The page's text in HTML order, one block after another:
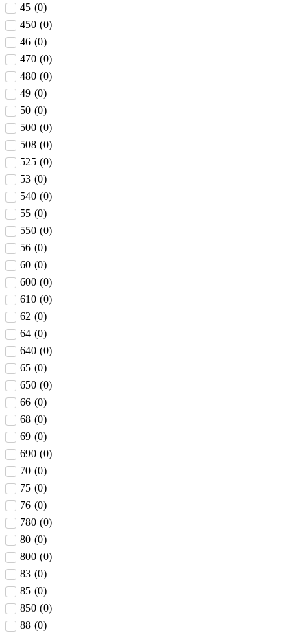
45 (0)
450 (0)
46 (0)
470 (0)
480 (0)
49 (0)
50 (0)
500 (0)
508 (0)
525 (0)
53 (0)
540 (0)
55 (0)
550 (0)
56 (0)
60 (0)
600 (0)
610 (0)
62 (0)
64 (0)
640 (0)
65 (0)
650 (0)
66 (0)
68 (0)
69 (0)
690 (0)
70 (0)
75 (0)
76 (0)
780 (0)
80 (0)
800 (0)
83 (0)
85 (0)
850 (0)
88 (0)